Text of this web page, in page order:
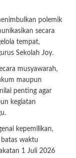
polemik
secara
tempat,
Sekolah Joy.
musyawarah,
maupun
penting agar
kegiatan
kepemilikan,
batas waktu
1 Juli 2026